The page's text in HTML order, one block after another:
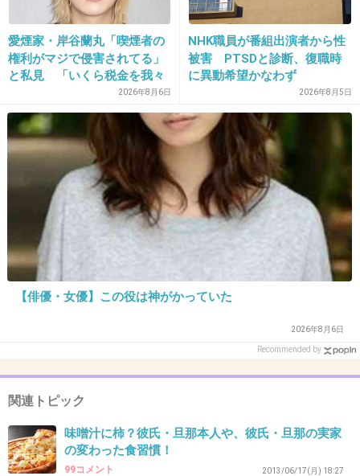
そしたらもう連絡来なくなって大成功やんｗ
+4 -0
今旦那だけど離婚するので。
楽しいだけの人生に嫌気がさした。
いざ自分が辛くなった時、助けもせずに楽しけ
ればいいじゃん、楽な方がいいじゃん感覚。
おままごとしてんじゃないんだよ？
32. 匿名2019/05/01(水) 14:16:30
愚痴なんてないなーラブラブだもん🥰
+4 -10
愛煙家・岸谷蘭丸「喫煙者の
権利がマジで侵害されてる」
と私見 「いくら税金を我々
2026年8月6日
NHK職員が番組出演者から性
被害 PTSDと診断、復職時
に異動希望かなわず
2026年8月5日
【俳優・女優】この役は神がかっていた
2026年8月6日
Recommended by
関連トピック
味噌汁に柿？彼氏・旦那本人や、彼氏・旦那の実家
の変わった食習慣！
99コメント 2013/06/17(月) 18:27